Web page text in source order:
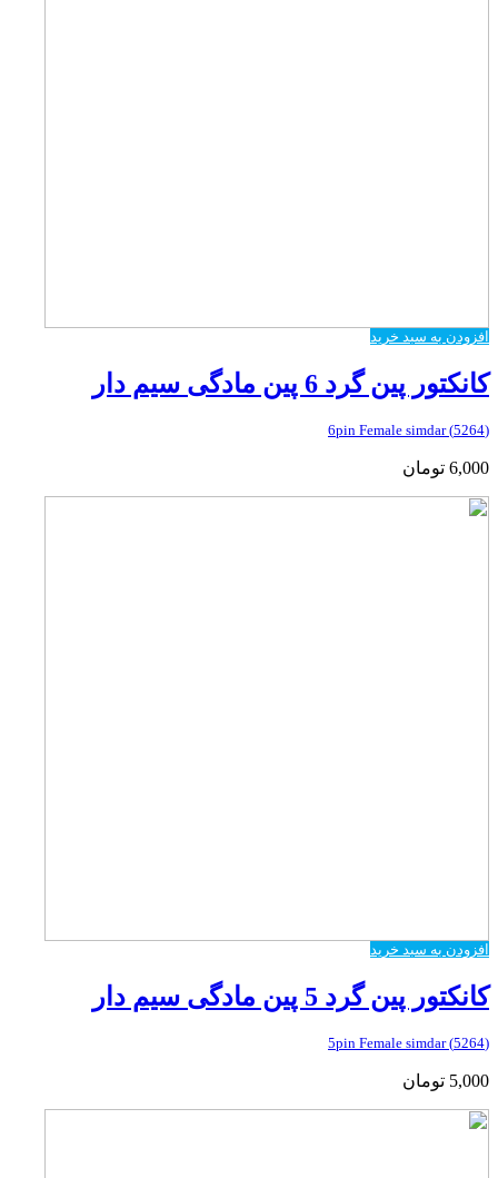
افزودن به سبد خرید
کانکتور پین گرد 6 پین مادگی سیم دار
(5264) 6pin Female simdar
6,000 تومان
افزودن به سبد خرید
کانکتور پین گرد 5 پین مادگی سیم دار
(5264) 5pin Female simdar
5,000 تومان